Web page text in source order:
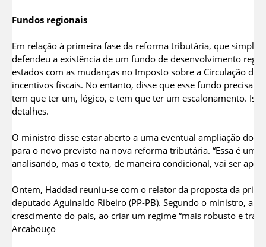
Fundos regionais
Em relação à primeira fase da reforma tributária, que
defendeu a existência de um fundo de desenvolvimento
estados com as mudanças no Imposto sobre a Circulação de
incentivos fiscais. No entanto, disse que esse fundo precisa
tem que ter um, lógico, e tem que ter um escalonamento.
detalhes.
O ministro disse estar aberto a uma eventual ampliação do
para o novo previsto na nova reforma tributária. “Essa é
analisando, mas o texto, de maneira condicional, vai ser
Ontem, Haddad reuniu-se com o relator da proposta da
deputado Aguinaldo Ribeiro (PP-PB). Segundo o ministro, a
crescimento do país, ao criar um regime “mais robusto e
Arcabouço